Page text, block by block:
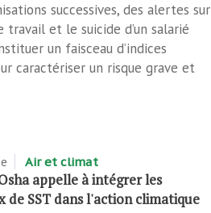
successives, des alertes sur
travail et le suicide d’un salarié
un faisceau d’indices
caractériser un risque grave et
Air et climat
appelle à intégrer les
de SST dans l'action climatique